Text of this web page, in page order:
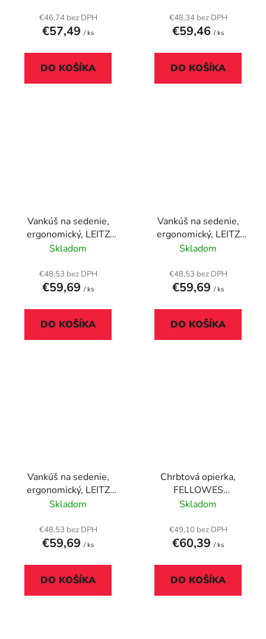
€46,74 bez DPH
€57,49 / ks
DO KOŠÍKA
€48,34 bez DPH
€59,46 / ks
DO KOŠÍKA
Vankúš na sedenie,
ergonomický, LEITZ
"Ergo Cosy", pokojná
Skladom
€48,53 bez DPH
€59,69 / ks
DO KOŠÍKA
Vankúš na sedenie,
ergonomický, LEITZ
"Ergo Cosy", teplá žltá
Skladom
€48,53 bez DPH
€59,69 / ks
DO KOŠÍKA
Vankúš na sedenie,
ergonomický, LEITZ
"Ergo Cosy", zamatová
Skladom
€48,53 bez DPH
€59,69 / ks
DO KOŠÍKA
Chrbtová opierka,
FELLOWES
"Professional Series™
Skladom
€49,10 bez DPH
€60,39 / ks
DO KOŠÍKA